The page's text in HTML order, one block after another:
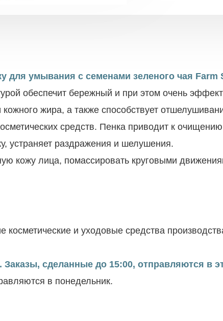
умывания с семенами зеленого чая Farm
обеспечит бережный и при этом очень
жира, а также способствует
средств. Пенка приводит к
устраняет раздражения и шелушения.
кожу лица, помассировать круговыми
и уходовые средства
сделанные до 15:00, отправляются в
в понедельник.